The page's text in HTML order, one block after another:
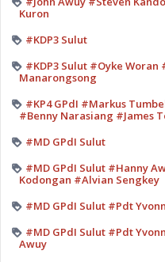
Kuron
#KDP3 Sulut
#KDP3 Sulut #Oyke
Manarongsong
#KP4 GPdI #Markus
#Benny Narasiang #James
#MD GPdI Sulut
#MD GPdI Sulut #Hanny
Kodongan #Alvian Sengkey
#MD GPdI Sulut #Pdt
#MD GPdI Sulut #Pdt
Awuy